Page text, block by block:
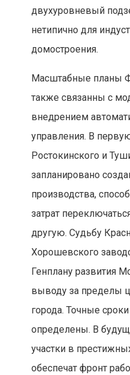
двухуровневый
нетипично для
домостроения.
Масштабные планы
также связанны с
внедрением
управления. В
Ростокинского и
запланировано
производства,
затрат
другую. Судьбу
Хорошевского
Генплану развития
выводу за пределы
города. Точные
определены. В
участки в
обеспечат фронт